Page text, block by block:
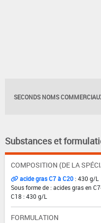
SECONDS NOMS
Substances et
COMPOSITION (DE LA
acide gras C7 à C20 : 430 g/L
Sous forme de : acides gras en
C18 : 430 g/L
FORMULATION